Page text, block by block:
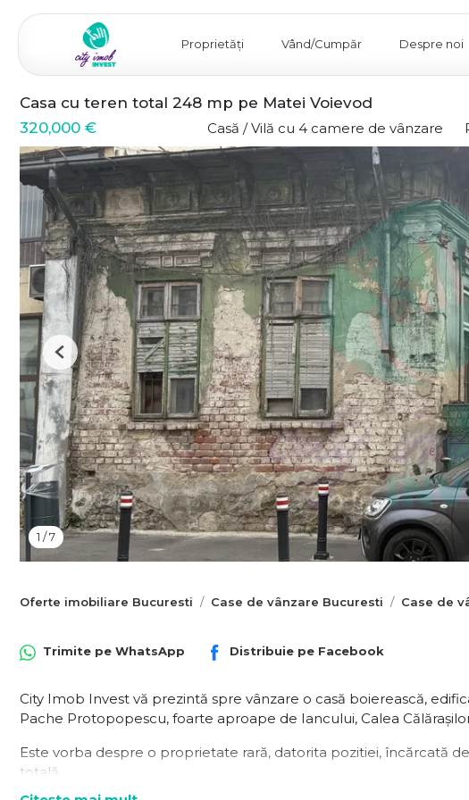
Proprietăți Vând/Cumpăr Despre noi
Casa cu teren total 248 mp pe Matei Voievod
320,000 €
Casă / Vilă cu 4 camere de vânzare
1 /7
Previous
Oferte imobiliare Bucuresti Case de vânzare Bucuresti Case de
Trimite pe WhatsApp Distribuie pe Facebook
City Imob Invest vă prezintă spre vânzare o casă boierească,
Pache Protopopescu, foarte aproape de Iancului, Calea
Este vorba despre o proprietate rară, datorita pozitiei, încărcată
totală.